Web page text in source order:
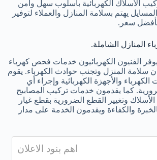
الأسلاك الكهربائية بأسلوب سهل وآمن
يهتم بسلامة المنازل والعملاء لتوفير
سعر.
الفنيون الكهربائيون خدمات فحص كهرباء
سلامة المنزل وتجنب حوادث الكهرباء. يقوم
والأجهزة الكهربائية وإجراء أي
كما يقدمون خدمات تركيب المصابيح
وتغيير القطع الضرورية بقطع غيار
والكفاءة ويقدمون الخدمة على مدار
اهم بنود الاعلان